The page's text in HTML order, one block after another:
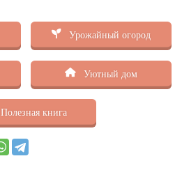
Урожайный огород
Уютный дом
Полезная книга